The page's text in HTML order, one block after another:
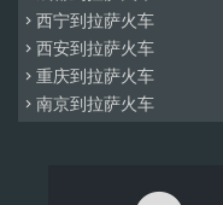
 西宁到拉萨火车
 西安到拉萨火车
 重庆到拉萨火车
 南京到拉萨火车